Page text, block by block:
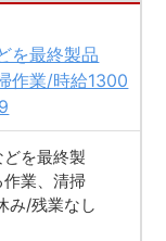
を最終製品
作業/時給1300
を最終製
業、清掃
み/残業なし